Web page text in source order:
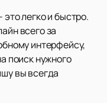
легко и быстро.
всего за
интерфейсу,
поиск нужного
вы всегда